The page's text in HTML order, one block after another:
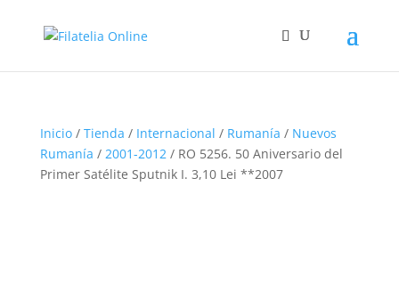
Inicio/ Tienda / Internacional / Rumanía / Nuevos
Rumanía / 2001-2012/ RO 5256. 50 Aniversario del
Primer Satélite Sputnik I. 3,10 Lei **2007